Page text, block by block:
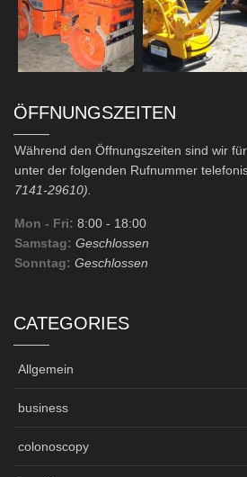
ÖFFNUNGSZEITEN
Während den Öffnungszeiten sind wir
unter der folgenden Rufnummer
7141-29610).
Mon - Fri: 8:00 - 18:00
Samstag: Geschlossen
Sonntag: Geschlossen
CATEGORIES
Allgemein
business
colonoscopy